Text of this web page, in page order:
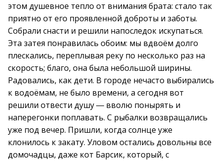
этом душевное тепло от внимания брата: стало так
приятно от его проявленной доброты и заботы.
Собрали снасти и решили напоследок искупаться.
Эта затея понравилась обоим: мы вдвоём долго
плескались, переплывая реку по несколько раз на
скорость; благо, она была небольшой ширины.
Радовались, как дети. В городе нечасто выбирались
к водоёмам, не было времени, а сегодня вот
решили отвести душу ― вволю понырять и
наперегонки поплавать. С рыбалки возвращались
уже под вечер. Пришли, когда солнце уже
клонилось к закату. Уловом остались довольны все
домочадцы, даже кот Барсик, который, с